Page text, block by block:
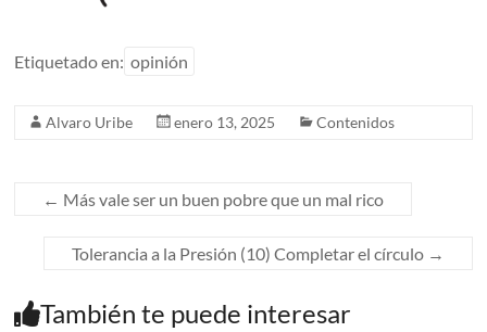
Etiquetado en: opinión
Alvaro Uribe enero 13, 2025 Contenidos
← Más vale ser un buen pobre que un mal rico
Tolerancia a la Presión (10) Completar el círculo →
También te puede interesar